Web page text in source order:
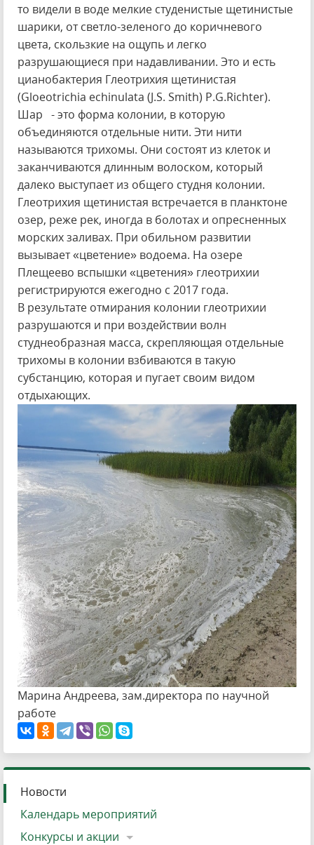
то видели в воде мелкие студенистые щетинистые
шарики, от светло-зеленого до коричневого
цвета, скользкие на ощупь и легко
разрушающиеся при надавливании. Это и есть
цианобактерия Глеотрихия щетинистая
(Gloeotrichia echinulata (J.S. Smith) P.G.Richter).
Шар - это форма колонии, в которую
объединяются отдельные нити. Эти нити
называются трихомы. Они состоят из клеток и
заканчиваются длинным волоском, который
далеко выступает из общего студня колонии.
Глеотрихия щетинистая встречается в планктоне
озер, реже рек, иногда в болотах и опресненных
морских заливах. При обильном развитии
вызывает «цветение» водоема. На озере
Плещеево вспышки «цветения» глеотрихии
регистрируются ежегодно с 2017 года.
В результате отмирания колонии глеотрихии
разрушаются и при воздействии волн
студнеобразная масса, скрепляющая отдельные
трихомы в колонии взбиваются в такую
субстанцию, которая и пугает своим видом
отдыхающих.
Марина Андреева, зам.директора по научной
работе
Новости
Календарь мероприятий
Конкурсы и акции